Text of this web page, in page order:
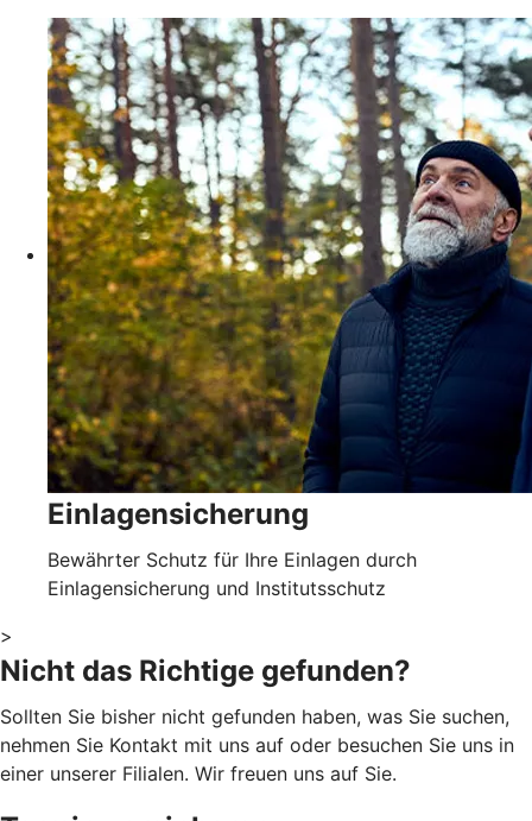
Einlagensicherung
Bewährter Schutz für Ihre Einlagen durch
Einlagensicherung und Institutsschutz
>
Nicht das Richtige gefunden?
Sollten Sie bisher nicht gefunden haben, was Sie suchen,
nehmen Sie Kontakt mit uns auf oder besuchen Sie uns in
einer unserer Filialen. Wir freuen uns auf Sie.